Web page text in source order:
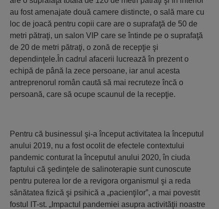
au fost amenajate două camere distincte, o sală mare cu
loc de joacă pentru copii care are o suprafaţă de 50 de
metri pătraţi, un salon VIP care se întinde pe o suprafaţă
de 20 de metri pătraţi, o zonă de recepţie şi
dependinţele.În cadrul afacerii lucrează în prezent o
echipă de până la zece persoane, iar anul acesta
antreprenorul român caută să mai recruteze încă o
persoană, care să ocupe scaunul de la recepţie.
Pentru că businessul şi-a început activitatea la începutul
anului 2019, nu a fost ocolit de efectele contextului
pandemic conturat la începutul anului 2020, în ciuda
faptului că şedinţele de salinoterapie sunt cunoscute
pentru puterea lor de a revigora organismul şi a reda
sănătatea fizică şi psihică a „pacienţilor”, a mai povestit
fostul IT-st. „Impactul pandemiei asupra activităţii noastre